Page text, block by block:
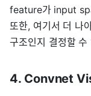
feature가 input
또한, 여기서 더 나
구조인지 결정할 수
4. Convnet